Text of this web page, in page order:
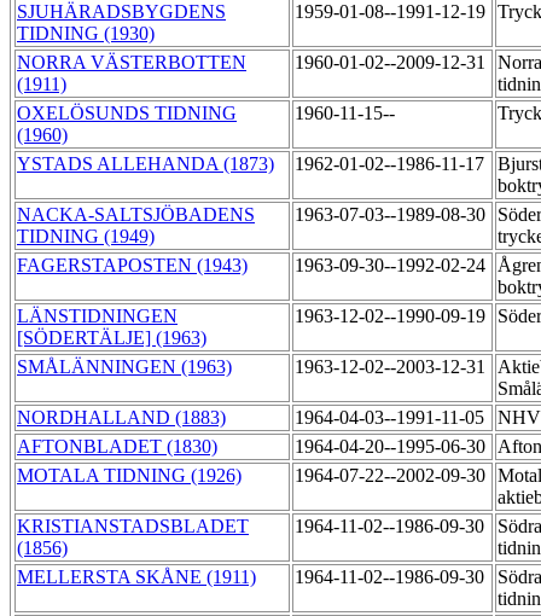
SJUHÄRADSBYGDENS
TIDNING (1930)
1959-01-08--1991-12-19
NORRA VÄSTERBOTTEN
(1911)
1960-01-02--2009-12-31
OXELÖSUNDS TIDNING
(1960)
1960-11-15--
YSTADS ALLEHANDA (1873) 1962-01-02--1986-11-17
NACKA-SALTSJÖBADENS
TIDNING (1949)
1963-07-03--1989-08-30
FAGERSTAPOSTEN (1943)
1963-09-30--1992-02-24
LÄNSTIDNINGEN
[SÖDERTÄLJE] (1963)
1963-12-02--1990-09-19
SMÅLÄNNINGEN (1963) 1963-12-02--2003-12-31
NORDHALLAND (1883)
1964-04-03--1991-11-05
AFTONBLADET (1830)
1964-04-20--1995-06-30
MOTALA TIDNING (1926)
1964-07-22--2002-09-30
KRISTIANSTADSBLADET
(1856)
1964-11-02--1986-09-30
MELLERSTA SKÅNE (1911)
1964-11-02--1986-09-30